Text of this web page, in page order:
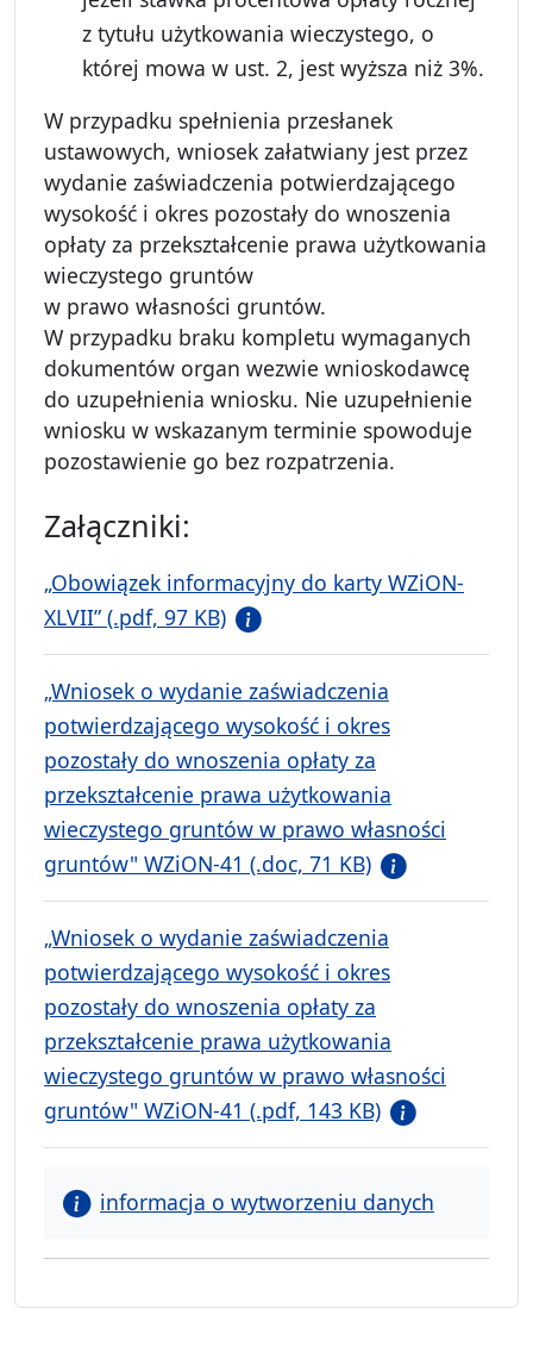
z tytułu użytkowania wieczystego, o
której mowa w ust. 2, jest wyższa niż 3%.
W przypadku spełnienia przesłanek
ustawowych, wniosek załatwiany jest przez
wydanie zaświadczenia potwierdzającego
wysokość i okres pozostały do wnoszenia
opłaty za przekształcenie prawa użytkowania
wieczystego gruntów
w prawo własności gruntów.
W przypadku braku kompletu wymaganych
dokumentów organ wezwie wnioskodawcę
do uzupełnienia wniosku. Nie uzupełnienie
wniosku w wskazanym terminie spowoduje
pozostawienie go bez rozpatrzenia.
Załączniki:
„Obowiązek informacyjny do karty WZiON-
XLVII” (.pdf, 97 KB)
„Wniosek o wydanie zaświadczenia
potwierdzającego wysokość i okres
pozostały do wnoszenia opłaty za
przekształcenie prawa użytkowania
wieczystego gruntów w prawo własności
gruntów" WZiON-41 (.doc, 71 KB)
„Wniosek o wydanie zaświadczenia
potwierdzającego wysokość i okres
pozostały do wnoszenia opłaty za
przekształcenie prawa użytkowania
wieczystego gruntów w prawo własności
gruntów" WZiON-41 (.pdf, 143 KB)
informacja o wytworzeniu danych